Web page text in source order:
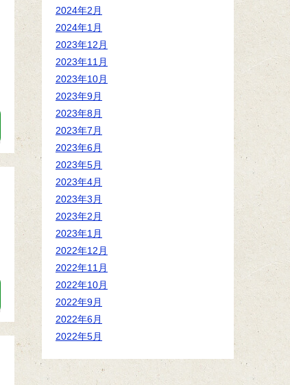
2024年2月
2024年1月
2023年12月
2023年11月
2023年10月
2023年9月
2023年8月
2023年7月
2023年6月
2023年5月
2023年4月
2023年3月
2023年2月
2023年1月
2022年12月
2022年11月
2022年10月
2022年9月
2022年6月
2022年5月